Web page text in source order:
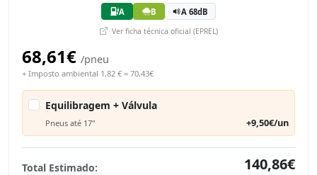
A B A 68dB
Ver ficha técnica oficial (EPREL)
68,61€ /pneu
+ Imposto ambiental 1,82 € = 70,43€
Equilibragem + Válvula
Pneus até 17" +9,50€/un
Total Estimado:
140,86€